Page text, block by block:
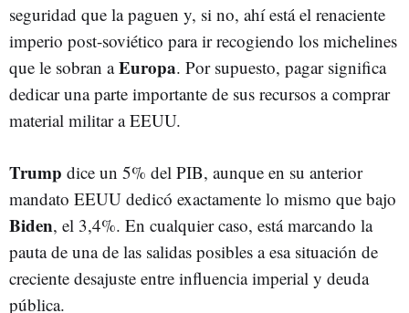
seguridad que la paguen y, si no, ahí está el renaciente
imperio post-soviético para ir recogiendo los michelines
que le sobran aEuropa. Por supuesto, pagar significa
dedicar una parte importante de sus recursos a comprar
material militar a EEUU.
Trump dice un 5% del PIB, aunque en su anterior
mandato EEUU dedicó exactamente lo mismo que bajo
Biden, el 3,4%. En cualquier caso, está marcando la
pauta de una de las salidas posibles a esa situación de
creciente desajuste entre influencia imperial y deuda
pública.